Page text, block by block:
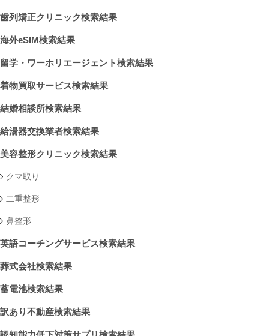
歯列矯正クリニック検索結果
海外eSIM検索結果
留学・ワーホリエージェント検索結果
着物買取サービス検索結果
結婚相談所検索結果
給湯器交換業者検索結果
美容整形クリニック検索結果
クマ取り
二重整形
鼻整形
英語コーチングサービス検索結果
葬式会社検索結果
蓄電池検索結果
訳あり不動産検索結果